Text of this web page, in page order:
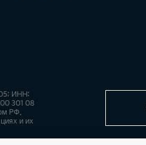
ИНН:
301 08
РФ.
и их